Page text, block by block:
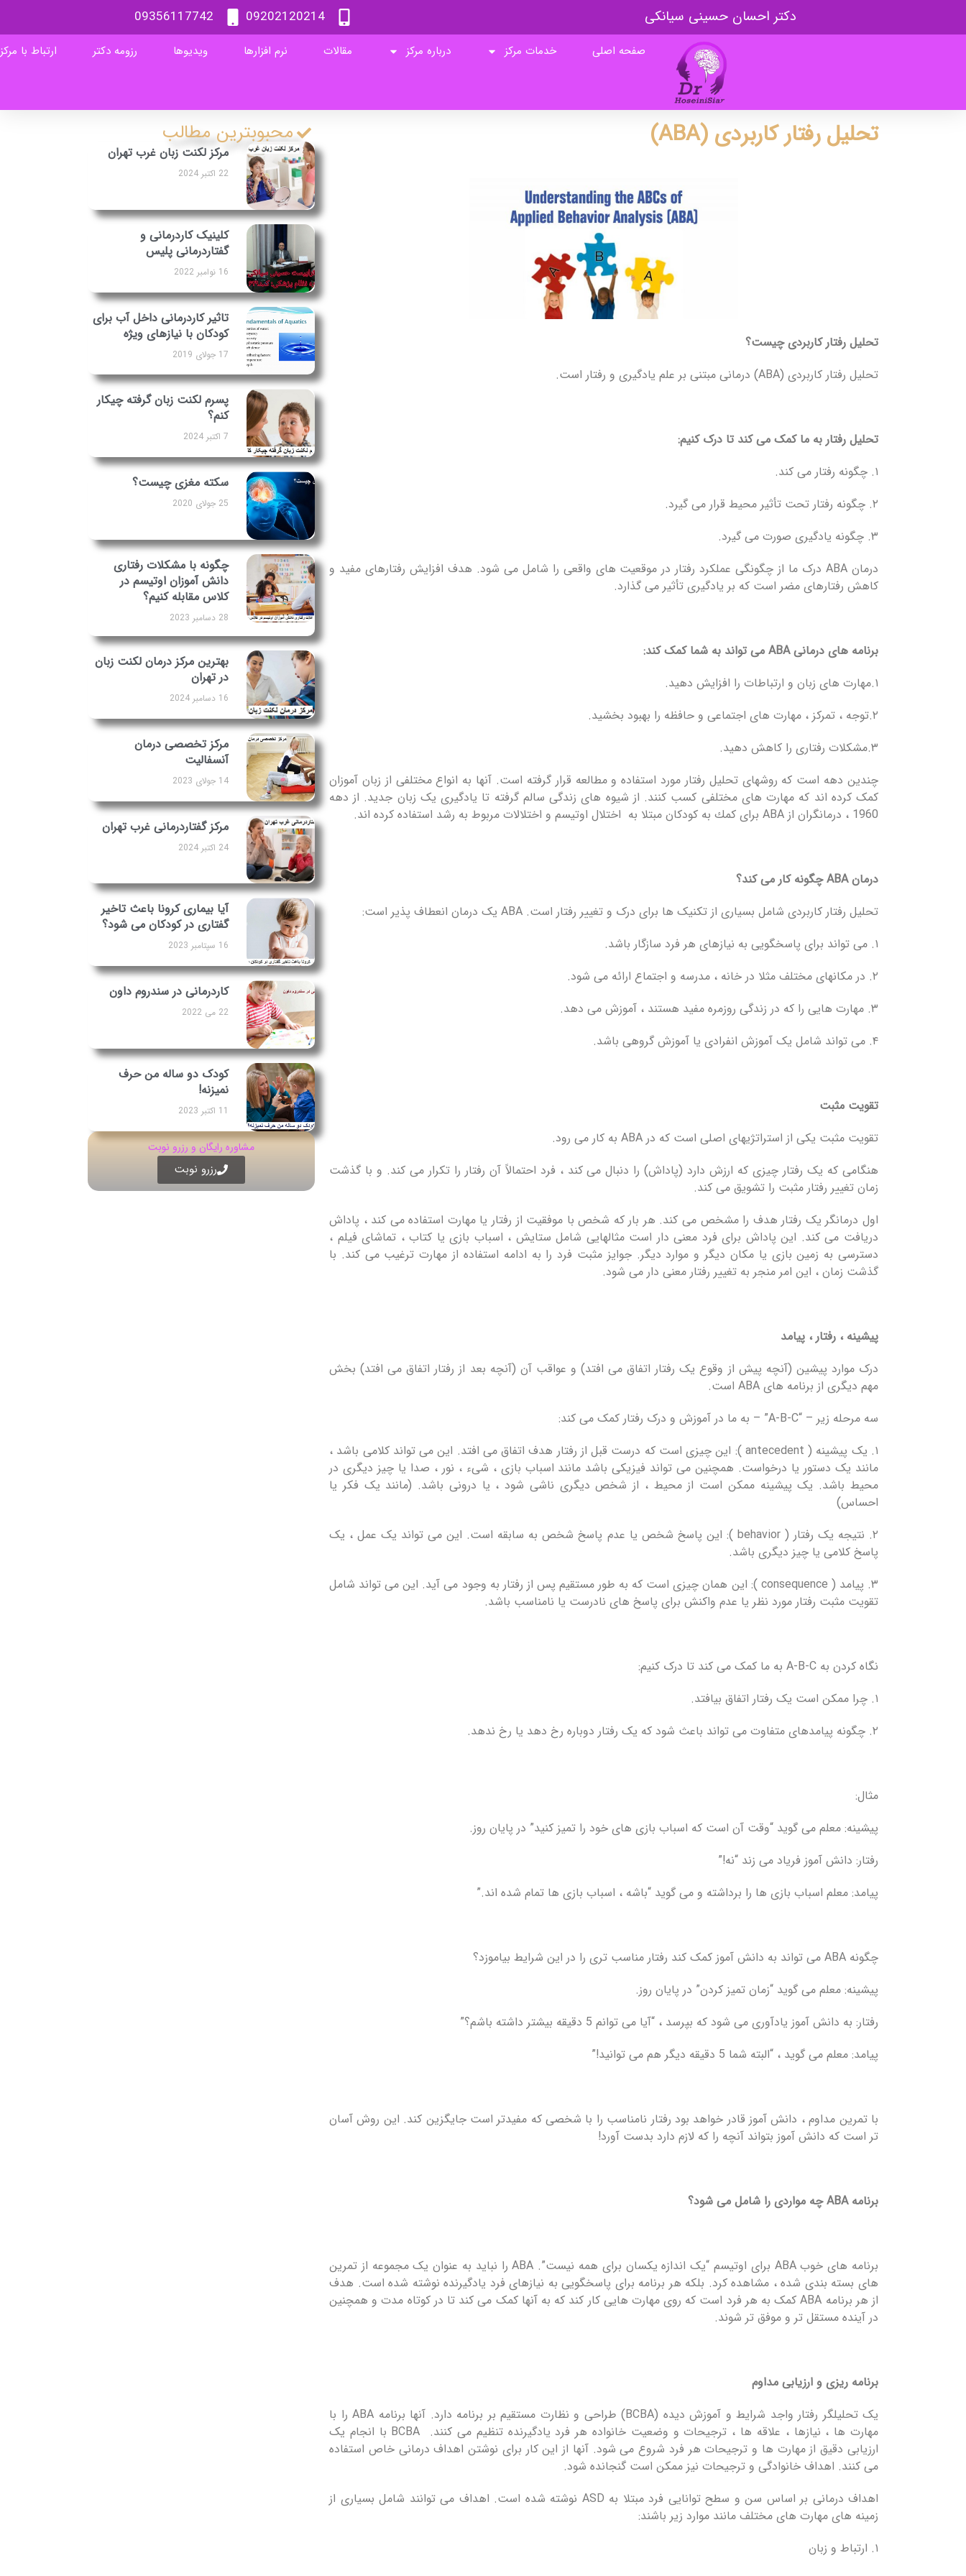
دکتر احسان حسینی سیانکی 09202120214
09356117742
صفحه اصلی خدمات مرکز درباره مرکز مقالات نرم افزارها ویدیوها رزومه دکتر ارتباط با مرکز
تحلیل رفتار کاربردی (ABA)
تحلیل رفتار کاربردی چیست؟
تحلیل رفتار کاربردی (ABA) درمانی مبتنی بر علم یادگیری و رفتار است.
تحلیل رفتار به ما کمک می کند تا درک کنیم:
۱. چگونه رفتار می کند.
۲. چگونه رفتار تحت تأثیر محیط قرار می گیرد.
۳. چگونه یادگیری صورت می گیرد.
درمان ABA درک ما از چگونگی عملکرد رفتار در موقعیت های واقعی را شامل می شود. هدف افزایش رفتارهای مفید و
کاهش رفتارهای مضر است که بر یادگیری تأثیر می گذارد.
برنامه های درمانیABA می تواند به شما کمک کند:
۱.مهارت های زبان و ارتباطات را افزایش دهید.
۲.توجه ، تمرکز ، مهارت های اجتماعی و حافظه را بهبود بخشید.
۳.مشکلات رفتاری را کاهش دهید.
چندین دهه است که روشهای تحلیل رفتار مورد استفاده و مطالعه قرار گرفته است. آنها به انواع مختلفی از زبان آموزان
کمک کرده اند که مهارت های مختلفی کسب کنند. از شیوه های زندگی سالم گرفته تا یادگیری یک زبان جدید. از دهه
1960 ، درمانگران از ABA برای كمك به كودكان مبتلا به اختلال اوتیسم و ​​اختلالات مربوط به رشد استفاده كرده اند.
درمانABA چگونه کار می کند؟
تحلیل رفتار کاربردی شامل بسیاری از تکنیک ها برای درک و تغییر رفتار است. ABA یک درمان انعطاف پذیر است:
۱. می تواند برای پاسخگویی به نیازهای هر فرد سازگار باشد.
۲. در مکانهای مختلف مثلا در خانه ، مدرسه و اجتماع ارائه می شود.
۳. مهارت هایی را که در زندگی روزمره مفید هستند ، آموزش می دهد.
۴. می تواند شامل یک آموزش انفرادی یا آموزش گروهی باشد.
تقویت مثبت
تقویت مثبت یکی از استراتژیهای اصلی است که در ABA به کار می رود.
هنگامی که یک رفتار چیزی که ارزش دارد (پاداش) را دنبال می کند ، فرد احتمالاً آن رفتار را تکرار می کند. و با گذشت
زمان تغییر رفتار مثبت را تشویق می کند.
اول درمانگر یک رفتار هدف را مشخص می کند. هر بار که شخص با موفقیت از رفتار یا مهارت استفاده می کند ، پاداش
دریافت می کند. این پاداش برای فرد معنی دار است مثالهایی شامل ستایش ، اسباب بازی یا کتاب ، تماشای فیلم ،
دسترسی به زمین بازی یا مکان دیگر و موارد دیگر. جوایز مثبت فرد را به ادامه استفاده از مهارت ترغیب می کند. با
گذشت زمان ، این امر منجر به تغییر رفتار معنی دار می شود.
پیشینه ، رفتار ، پیامد
درک موارد پیشین (آنچه پیش از وقوع یک رفتار اتفاق می افتد) و عواقب آن (آنچه بعد از رفتار اتفاق می افتد) بخش
مهم دیگری از برنامه های ABA است.
سه مرحله زیر – “A-B-C” – به ما در آموزش و درک رفتار کمک می کند:
۱. یک پیشینه ( antecedent ): این چیزی است که درست قبل از رفتار هدف اتفاق می افتد. این می تواند کلامی باشد ،
مانند یک دستور یا درخواست. همچنین می تواند فیزیکی باشد مانند اسباب بازی ، شیء ، نور ، صدا یا چیز دیگری در
محیط باشد. یک پیشینه ممکن است از محیط ، از شخص دیگری ناشی شود ، یا درونی باشد. (مانند یک فکر یا
احساس)
۲. نتیجه یک رفتار ( behavior ): این پاسخ شخص یا عدم پاسخ شخص به سابقه است. این می تواند یک عمل ، یک
پاسخ کلامی یا چیز دیگری باشد.
۳. پیامد ( consequence ): این همان چیزی است که به طور مستقیم پس از رفتار به وجود می آید. این می تواند شامل
تقویت مثبت رفتار مورد نظر یا عدم واکنش برای پاسخ های نادرست یا نامناسب باشد.
نگاه کردن به A-B-C به ما کمک می کند تا درک کنیم:
۱. چرا ممکن است یک رفتار اتفاق بیافتد.
۲. چگونه پیامدهای متفاوت می تواند باعث شود که یک رفتار دوباره رخ دهد یا رخ ندهد.
مثال:
پیشینه: معلم می گوید “وقت آن است که اسباب بازی های خود را تمیز کنید” در پایان روز.
رفتار: دانش آموز فریاد می زند “نه!”
پیامد: معلم اسباب بازی ها را برداشته و می گوید “باشه ، اسباب بازی ها تمام شده اند.”
چگونه ABA می تواند به دانش آموز کمک کند رفتار مناسب تری را در این شرایط بیاموزد؟
پیشینه: معلم می گوید “زمان تمیز کردن” در پایان روز.
رفتار: به دانش آموز یادآوری می شود که بپرسد ، “آیا می توانم 5 دقیقه بیشتر داشته باشم؟”
پیامد: معلم می گوید ، “البته شما 5 دقیقه دیگر هم می توانید!”
با تمرین مداوم ، دانش آموز قادر خواهد بود رفتار نامناسب را با شخصی که مفیدتر است جایگزین کند. این روش آسان
تر است که دانش آموز بتواند آنچه را که لازم دارد بدست آورد!
برنامهABA چه مواردی را شامل می شود؟
برنامه های خوب ABA برای اوتیسم “یک اندازه یکسان برای همه نیست”. ABA را نباید به عنوان یک مجموعه از تمرین
های بسته بندی شده ، مشاهده کرد. بلکه هر برنامه برای پاسخگویی به نیازهای فرد یادگیرنده نوشته شده است. هدف
از هر برنامه ABA کمک به هر فرد است که روی مهارت هایی کار کند که به آنها کمک می کند تا در کوتاه مدت و همچنین
در آینده مستقل تر و موفق تر شوند.
برنامه ریزی و ارزیابی مداوم
یک تحلیلگر رفتار واجد شرایط و آموزش دیده (BCBA) طراحی و نظارت مستقیم بر برنامه دارد. آنها برنامه ABA را با
مهارت ها ، نیازها ، علاقه ها ، ترجیحات و وضعیت خانواده هر فرد یادگیرنده تنظیم می کنند. BCBA با انجام یک
ارزیابی دقیق از مهارت ها و ترجیحات هر فرد شروع می شود. آنها از این کار برای نوشتن اهداف درمانی خاص استفاده
می کنند. اهداف خانوادگی و ترجیحات نیز ممکن است گنجانده شود.
اهداف درمانی بر اساس سن و سطح توانایی فرد مبتلا به ASD نوشته شده است. اهداف می توانند شامل بسیاری از
زمینه های مهارت های مختلف مانند موارد زیر باشند:
۱. ارتباط و زبان
محبوبترین مطالب
مرکز لکنت زبان غرب تهران
22 اکتبر 2024
کلینیک کاردرمانی و
گفتاردرمانی پلیس
16 نوامبر 2022
تاثیر کاردرمانی داخل آب برای
کودکان با نیازهای ویژه
17 جولای 2019
پسرم لکنت زبان گرفته چیکار
کنم؟
7 اکتبر 2024
سکته مغزی چیست؟
25 جولای 2020
چگونه با مشکلات رفتاری
دانش آموزان اوتیسم در
کلاس مقابله کنیم؟
28 دسامبر 2023
بهترین مرکز درمان لکنت زبان
در تهران
16 دسامبر 2024
مرکز تخصصی درمان
آنسفالیت
14 جولای 2023
مرکز گفتاردرمانی غرب تهران
24 اکتبر 2024
آیا بیماری کرونا باعث تاخیر
گفتاری در کودکان می شود؟
16 سپتامبر 2023
کاردرمانی در سندروم داون
22 می 2022
کودک دو ساله من حرف
نمیزنه!
11 اکتبر 2023
مشاوره رایگان و رزرو نوبت
رزرو نوبت